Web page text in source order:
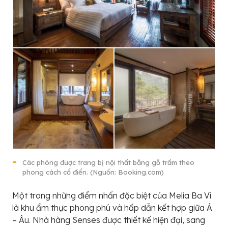
Các phòng được trang bị nội thất bằng gỗ trầm theo
phong cách cổ điển. (Nguồn: Booking.com)
Một trong những điểm nhấn đặc biệt của Melia Ba Vì
là khu ẩm thực phong phú và hấp dẫn kết hợp giữa Á
– Âu. Nhà hàng Senses được thiết kế hiện đại, sang